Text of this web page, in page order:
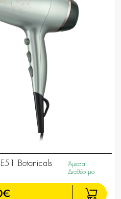
Botanicals
Άμεσα
Διαθέσιμο